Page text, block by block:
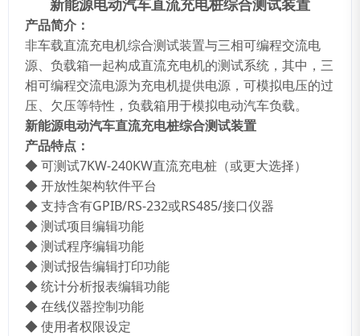
新能源电动汽车直流充电桩综合测试装置
产品简介：
非车载直流充电机综合测试装置与三相可编程交流电
源、负载箱一起构成直流充电机的测试系统，其中，三
相可编程交流电源为充电机提供电源，可模拟电压的过
压、欠压等特性，负载箱用于模拟电动汽车负载。
新能源电动汽车直流充电桩综合测试装置
产品特点：
◆ 可测试7KW-240KW直流充电桩（或更大选择）
◆ 开放性架构软件平台
◆ 支持含有GPIB/RS-232或RS485/接口仪器
◆ 测试项目编辑功能
◆ 测试程序编辑功能
◆ 测试报告编辑打印功能
◆ 统计分析报表编辑功能
◆ 在线仪器控制功能
◆ 使用者权限设定